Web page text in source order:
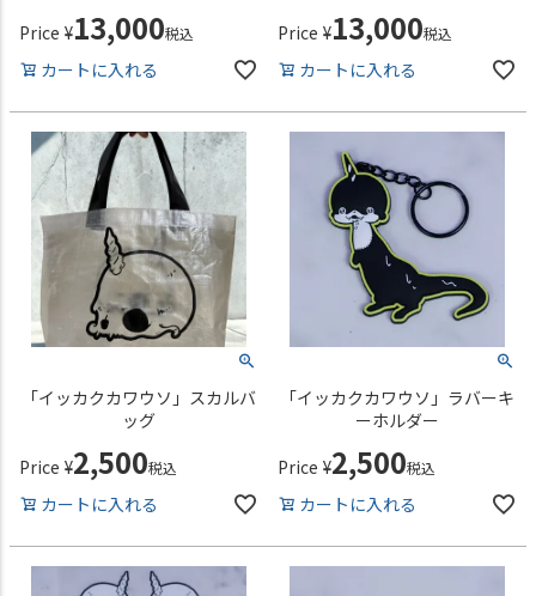
Price ¥13,000税込
カートに入れる
Price ¥13,000税込
カートに入れる
「イッカクカワウソ」スカルバ
ッグ
Price ¥2,500税込
カートに入れる
「イッカクカワウソ」ラバーキ
ーホルダー
Price ¥2,500税込
カートに入れる